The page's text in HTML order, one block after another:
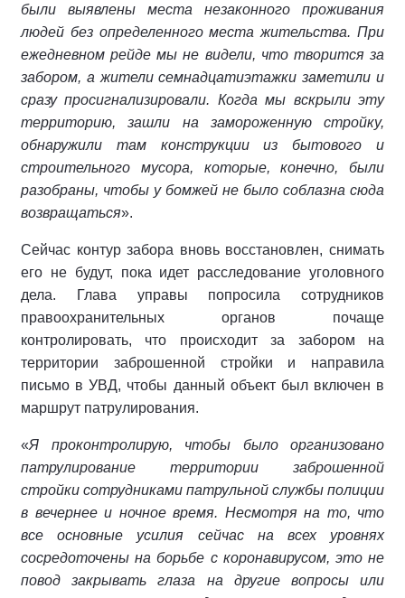
были выявлены места незаконного проживания
людей без определенного места жительства. При
ежедневном рейде мы не видели, что творится за
забором, а жители семнадцатиэтажки заметили и
сразу просигнализировали. Когда мы вскрыли эту
территорию, зашли на замороженную стройку,
обнаружили там конструкции из бытового и
строительного мусора, которые, конечно, были
разобраны, чтобы у бомжей не было соблазна сюда
возвращаться».
Сейчас контур забора вновь восстановлен, снимать
его не будут, пока идет расследование уголовного
дела. Глава управы попросила сотрудников
правоохранительных органов почаще
контролировать, что происходит за забором на
территории заброшенной стройки и направила
письмо в УВД, чтобы данный объект был включен в
маршрут патрулирования.
«Я проконтролирую, чтобы было организовано
патрулирование территории заброшенной
стройки сотрудниками патрульной службы полиции
в вечернее и ночное время. Несмотря на то, что
все основные усилия сейчас на всех уровнях
сосредоточены на борьбе с коронавирусом, это не
повод закрывать глаза на другие вопросы или